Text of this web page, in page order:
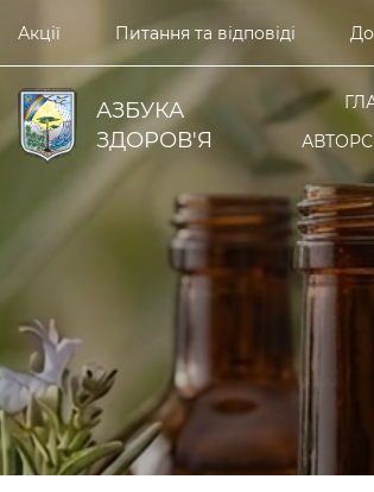
Акції Питання та відповіді
АЗБУКА
ЗДОРОВ'Я